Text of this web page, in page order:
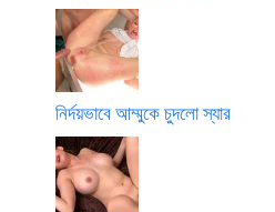
নির্দয়ভাবে আম্মুকে চুদলো স্যার